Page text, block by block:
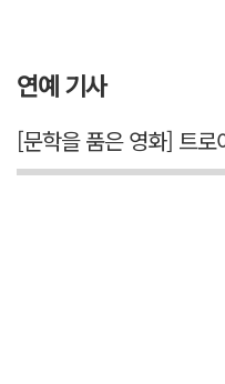
연예 기사
[문학을 품은 영화] 트